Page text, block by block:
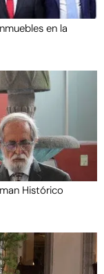
en la
Histórico